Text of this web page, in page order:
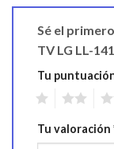
Sé el
TV LG LL-
Tu
Tu valoración